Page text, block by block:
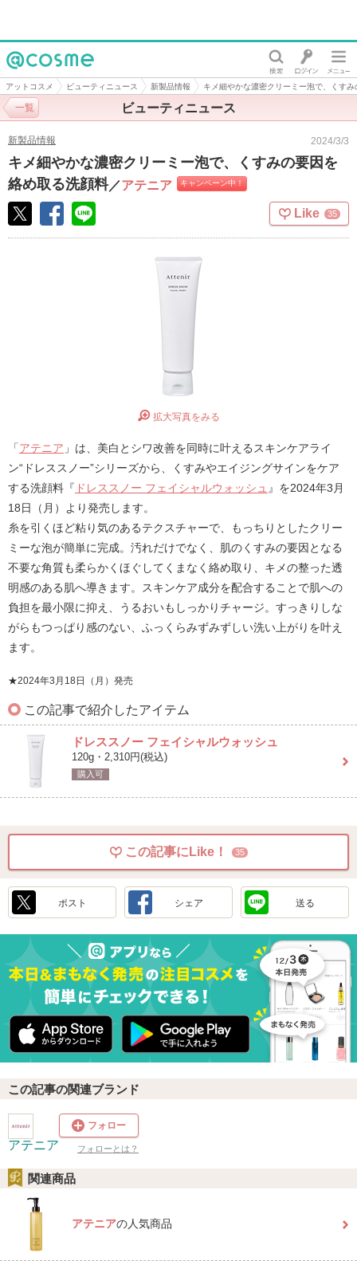
@cosme
アットコスメ ビューティニュース 新製品情報 キメ細やかな濃密クリーミー泡で、くす
ビューティニュース
一覧
新製品情報 2024/3/3
キメ細やかな濃密クリーミー泡で、くすみの要因を
絡め取る洗顔料／アテニア キャンペーン中！
Like 35
拡大写真をみる
「アテニア 」は、美白とシワ改善を同時に叶えるスキンケアライ
ン“ドレススノー”シリーズから、くすみやエイジングサインをケア
する洗顔料『 ドレススノー フェイシャルウォッシュ 』を2024年3月
18日（月）より発売します。
糸を引くほど粘り気のあるテクスチャーで、もっちりとしたクリー
ミーな泡が簡単に完成。汚れだけでなく、肌のくすみの要因となる
不要な角質も柔らかくほぐしてくまなく絡め取り、キメの整った透
明感のある肌へ導きます。スキンケア成分を配合することで肌への
負担を最小限に抑え、うるおいもしっかりチャージ。すっきりしな
がらもつっぱり感のない、ふっくらみずみずしい洗い上がりを叶え
ます。
★2024年3月18日（月）発売
この記事で紹介したアイテム
ドレススノー フェイシャルウォッシュ
120g・2,310円(税込)
購入可
この記事にLike！ 35
ポスト シェア 送る
この記事の関連ブランド
アテニア
フォロー
フォローとは？
関連商品
アテニアの人気商品